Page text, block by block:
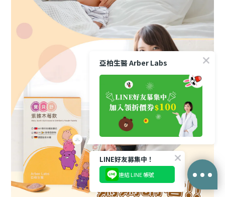
立即購買
亞柏生醫 Arber Labs
LINE好友募集中！
連結 LINE 帳號